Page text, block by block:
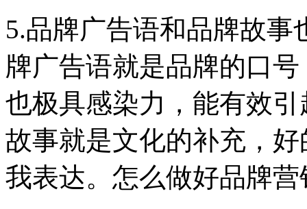
5.品牌广告语和品牌故
牌广告语就是品牌的口
也极具感染力，能有效
故事就是文化的补充，
我表达。怎么做好品牌营